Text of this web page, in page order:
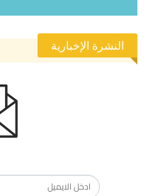
النشرة الإخبارية